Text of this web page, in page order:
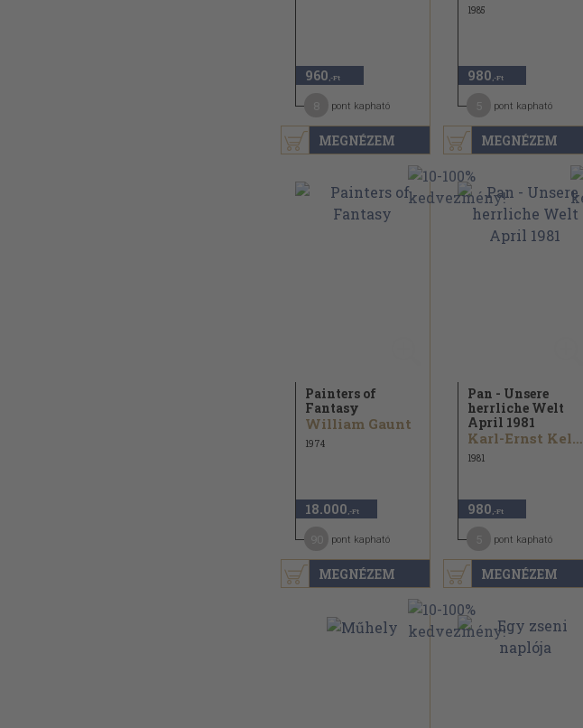
MEGNÉZEM
960 ,-Ft
pont kapható
MEGNÉZEM
1985
980 ,-Ft
pont kapható
MEGNÉZEM
Painters of
Fantasy
William Gaunt
1974
18.000 ,-Ft
pont kapható
MEGNÉZEM
Pan - Unsere
herrliche Welt
April 1981
Karl-Ernst Kelter...
1981
980 ,-Ft
pont kapható